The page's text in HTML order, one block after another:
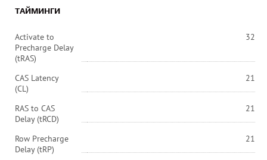
ТАЙМИНГИ
Activate to
Precharge Delay
(tRAS)
32
CAS Latency
(CL)
21
RAS to CAS
Delay (tRCD)
21
Row Precharge
Delay (tRP)
21